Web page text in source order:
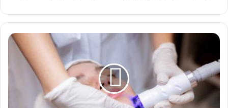
داشتن
زیباتر
با
هایفوتراپی
خط
خنده